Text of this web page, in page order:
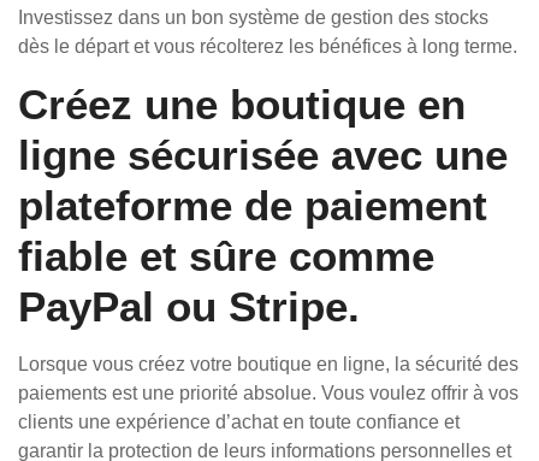
Investissez dans un bon système de gestion des stocks
dès le départ et vous récolterez les bénéfices à long terme.
Créez une boutique en
ligne sécurisée avec une
plateforme de paiement
fiable et sûre comme
PayPal ou Stripe.
Lorsque vous créez votre boutique en ligne, la sécurité des
paiements est une priorité absolue. Vous voulez offrir à vos
clients une expérience d’achat en toute confiance et
garantir la protection de leurs informations personnelles et